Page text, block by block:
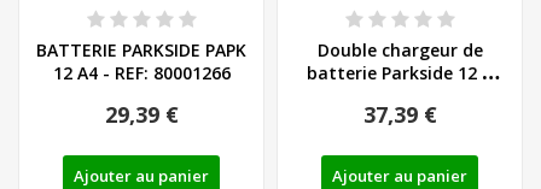
BATTERIE PARKSIDE PAPK
12 A4 - REF: 80001266
29,39 €
Ajouter au panier
Double chargeur de
batterie Parkside 12 V
37,39 €
Ajouter au panier